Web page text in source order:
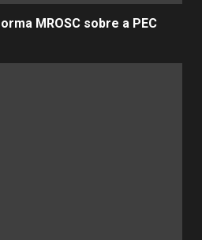
MROSC sobre a PEC